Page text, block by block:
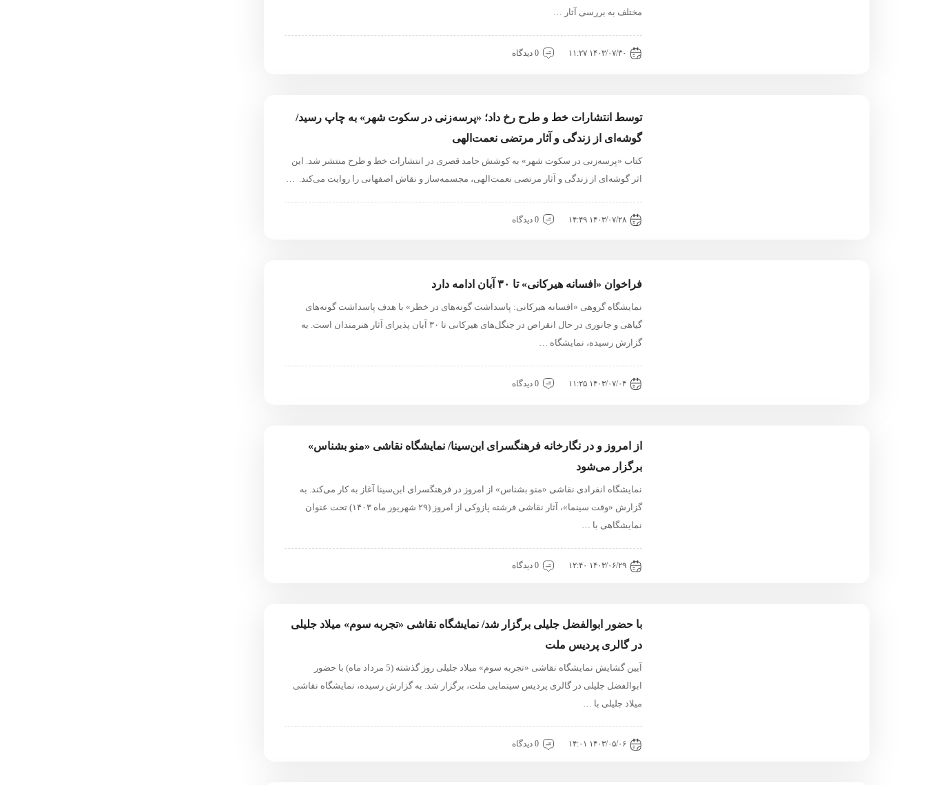
مختلف به بررسی آثار …
۱۴۰۳/۰۷/۳۰ ۱۱:۲۷ 0 دیدگاه
توسط انتشارات خط و طرح رخ داد؛ «پرسه‌زنی در سکوت شهر» به چاپ رسید/
گوشه‌ای از زندگی و آثار مرتضی نعمت‌الهی
کتاب «پرسه‌زنی در سکوت شهر» به کوشش حامد قصری در انتشارات خط و طرح منتشر شد. این
اثر گوشه‌ای از زندگی و آثار مرتضی نعمت‌الهی، مجسمه‌ساز و نقاش اصفهانی را روایت می‌کند. …
۱۴۰۳/۰۷/۲۸ ۱۴:۴۹ 0 دیدگاه
فراخوان «افسانه هیرکانی» تا ۳۰ آبان ادامه دارد
نمایشگاه گروهی «افسانه هیرکانی: پاسداشت گونه‌های در خطر» با هدف پاسداشت گونه‌های
گیاهی و جانوری در حال انقراض در جنگل‌های هیرکانی تا ۳۰ آبان پذیرای آثار هنرمندان است. به
گزارش رسیده، نمایشگاه …
۱۴۰۳/۰۷/۰۴ ۱۱:۲۵ 0 دیدگاه
از امروز و در نگارخانه فرهنگسرای ابن‌سینا/ نمایشگاه نقاشی «منو بشناس»
برگزار می‌شود
نمایشگاه انفرادی نقاشی «منو بشناس» از امروز در فرهنگسرای ابن‌سینا آغاز به کار می‌کند. به
گزارش «وقت سینما»، آثار نقاشی فرشته پازوکی از امروز (۲۹ شهریور ماه ۱۴۰۳) تحت عنوان
نمایشگاهی با …
۱۴۰۳/۰۶/۲۹ ۱۲:۴۰ 0 دیدگاه
با حضور ابوالفضل جلیلی برگزار شد/ نمایشگاه نقاشی «تجربه سوم» میلاد جلیلی
در گالری پردیس ملت
آیین گشایش نمایشگاه نقاشی «تجربه سوم» میلاد جلیلی روز گذشته (5 مرداد ماه) با حضور
ابوالفضل جلیلی در گالری پردیس سینمایی ملت، برگزار شد. به گزارش رسیده، نمایشگاه نقاشی
میلاد جلیلی با …
۱۴۰۳/۰۵/۰۶ ۱۴:۰۱ 0 دیدگاه